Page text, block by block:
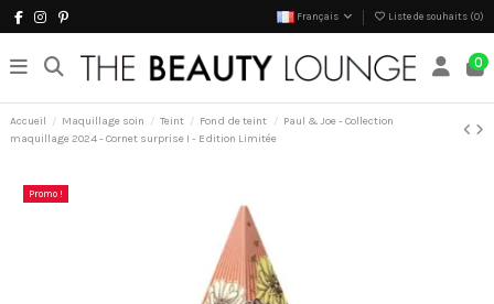
Français Liste de souhaits (0)
0
Accueil Maquillage soin Teint Fond de teint
Paul & Joe - Collection
maquillage 2024 - Cornet surprise I - Edition Limitée
Promo !